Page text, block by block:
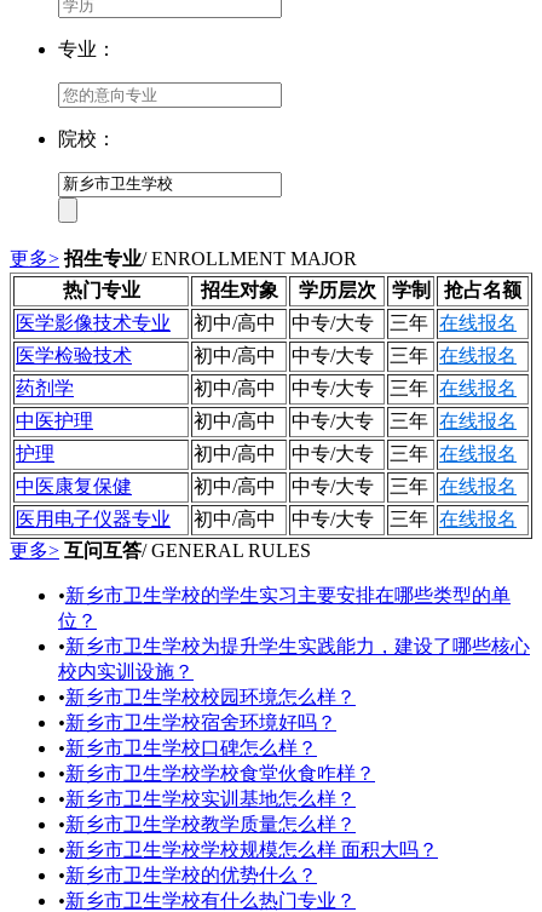
专业：
院校：
更多> 招生专业/ ENROLLMENT MAJOR
热门专业
招生对象 学历层次 学制
抢占名额
医学影像技术专业
初中/高中 中专/大专 三年 在线报名
医学检验技术
初中/高中 中专/大专 三年 在线报名
药剂学
初中/高中 中专/大专 三年 在线报名
中医护理
初中/高中 中专/大专 三年 在线报名
护理
初中/高中 中专/大专 三年 在线报名
中医康复保健
初中/高中 中专/大专 三年 在线报名
医用电子仪器专业
初中/高中 中专/大专 三年 在线报名
更多> 互问互答/ GENERAL RULES
•新乡市卫生学校的学生实习主要安排在哪些类型的单
位？
•新乡市卫生学校为提升学生实践能力，建设了哪些核心
校内实训设施？
•新乡市卫生学校校园环境怎么样？
•新乡市卫生学校宿舍环境好吗？
•新乡市卫生学校口碑怎么样？
•新乡市卫生学校学校食堂伙食咋样？
•新乡市卫生学校实训基地怎么样？
•新乡市卫生学校教学质量怎么样？
•新乡市卫生学校学校规模怎么样 面积大吗？
•新乡市卫生学校的优势什么？
•新乡市卫生学校有什么热门专业？